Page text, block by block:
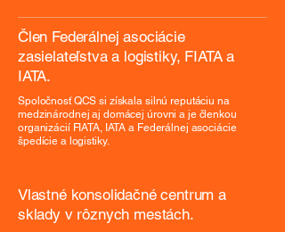
Člen Federálnej asociácie
zasielateľstva a logistiky, FIATA a
IATA.
Spoločnosť QCS si získala silnú reputáciu na
medzinárodnej aj domácej úrovni a je členkou
organizácií FIATA, IATA a Federálnej asociácie
špedície a logistiky.
Vlastné konsolidačné centrum a
sklady v rôznych mestách.